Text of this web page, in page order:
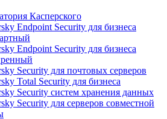
Касперского
Endpoint Security для бизнеса
Endpoint Security для бизнеса
Security для почтовых серверов
Total Security для бизнеса
Security систем хранения данных
Security для серверов совместной